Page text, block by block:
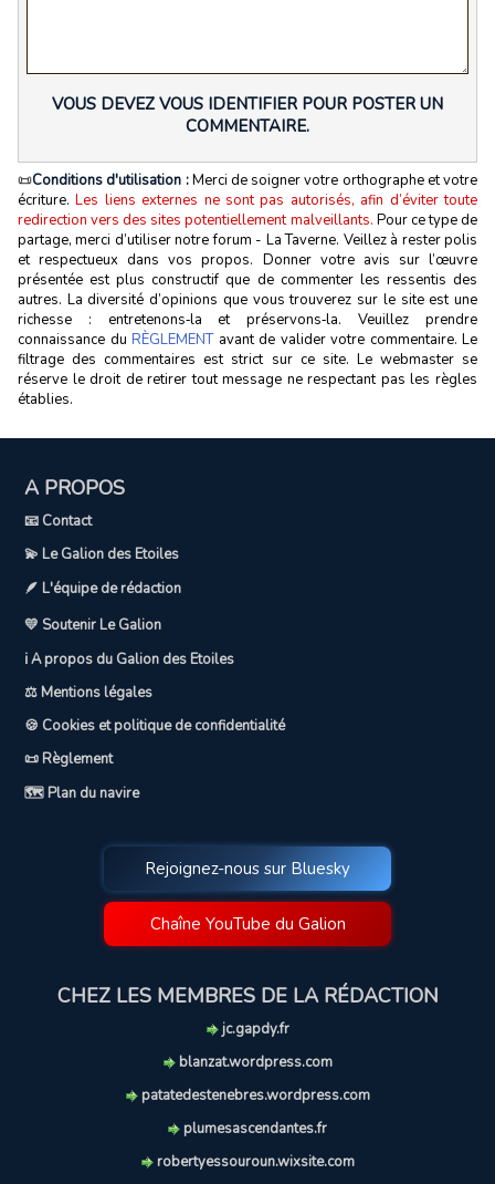
VOUS DEVEZ VOUS IDENTIFIER POUR POSTER UN
COMMENTAIRE.
📜Conditions d'utilisation :Merci de soigner votre orthographe et votre
écriture.Les liens externes ne sont pas autorisés, afin d’éviter toute
redirection vers des sites potentiellement malveillants. Pour ce type de
partage, merci d’utiliser notre forum - La Taverne. Veillez à rester polis
et respectueux dans vos propos. Donner votre avis sur l’œuvre
présentée est plus constructif que de commenter les ressentis des
autres. La diversité d’opinions que vous trouverez sur le site est une
richesse : entretenons‑la et préservons‑la. Veuillez prendre
connaissance du RÈGLEMENTavant de valider votre commentaire. Le
filtrage des commentaires est strict sur ce site. Le webmaster se
réserve le droit de retirer tout message ne respectant pas les règles
établies.
A PROPOS
📧 Contact
💫 Le Galion des Etoiles
🪶 L'équipe de rédaction
💛 Soutenir Le Galion
ℹ️ A propos du Galion des Etoiles
⚖️ Mentions légales
🍪 Cookies et politique de confidentialité
📜 Règlement
🗺️ Plan du navire
Rejoignez-nous sur Bluesky
Chaîne YouTube du Galion
CHEZ LES MEMBRES DE LA RÉDACTION
jc.gapdy.fr
blanzat.wordpress.com
patatedestenebres.wordpress.com
plumesascendantes.fr
robertyessouroun.wixsite.com